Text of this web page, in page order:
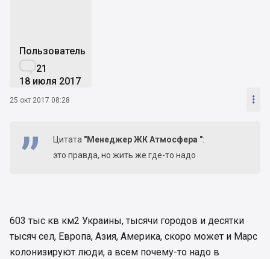
Пользователь
21
18 июля 2017
25 окт 2017 08:28 
Цитата "Менеджер ЖК Атмосфера ":
это правда, но жить же где-то надо
603 тыс кв км2 Украины, тысячи городов и десятки
тысяч сел, Европа, Азия, Америка, скоро может и Марс
колонизируют люди, а всем почему-то надо в